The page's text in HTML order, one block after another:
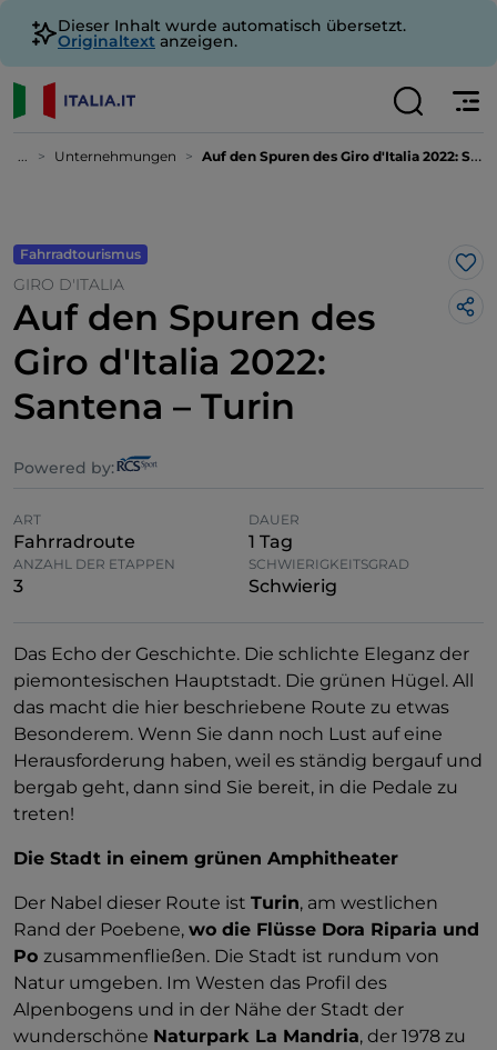
Dieser Inhalt wurde automatisch übersetzt.
Originaltext anzeigen.
... Unternehmungen Auf den Spuren des Giro d'Italia 2022: Santena – Turin
Fahrradtourismus
GIRO D'ITALIA
Auf den Spuren des
Giro d'Italia 2022:
Santena – Turin
Powered by:
ART
Fahrradroute
DAUER
1 Tag
ANZAHL DER ETAPPEN
3
SCHWIERIGKEITSGRAD
Schwierig
Das Echo der Geschichte. Die schlichte Eleganz der
piemontesischen Hauptstadt. Die grünen Hügel. All
das macht die hier beschriebene Route zu etwas
Besonderem. Wenn Sie dann noch Lust auf eine
Herausforderung haben, weil es ständig bergauf und
bergab geht, dann sind Sie bereit, in die Pedale zu
treten!
Die Stadt in einem grünen Amphitheater
Der Nabel dieser Route ist Turin, am westlichen
Rand der Poebene, wo die Flüsse Dora Riparia und
Po zusammenfließen. Die Stadt ist rundum von
Natur umgeben. Im Westen das Profil des
Alpenbogens und in der Nähe der Stadt der
wunderschöne Naturpark La Mandria, der 1978 zu